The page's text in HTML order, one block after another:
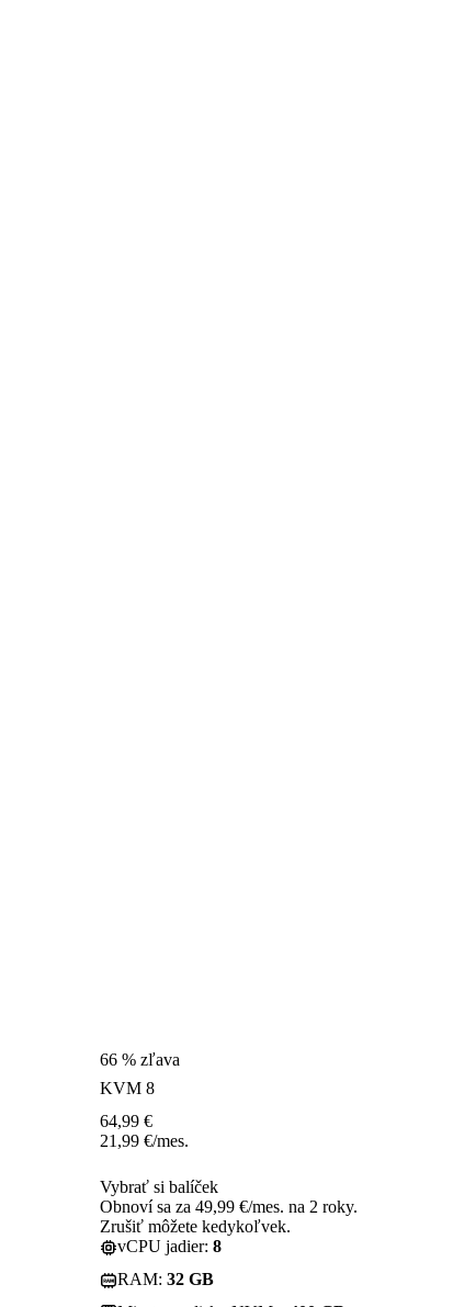
66 % zľava
KVM 8
64,99 €
21,99 €/mes.
Vybrať si balíček
Obnoví sa za 49,99 €/mes. na 2 roky.
Zrušiť môžete kedykoľvek.
vCPU jadier: 8
RAM: 32 GB